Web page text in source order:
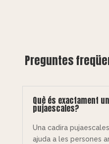
Preguntes
Què és exactament
pujaescales?
Una cadira
ajuda a les persones